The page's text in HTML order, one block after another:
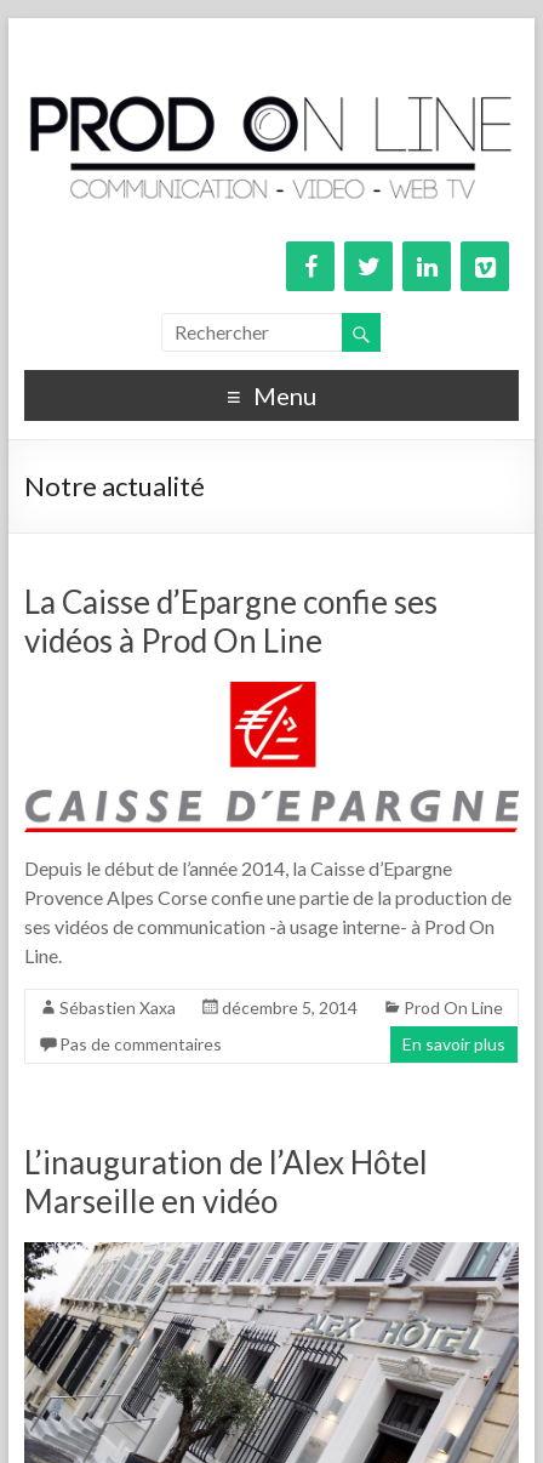
Menu
Notre actualité
La Caisse d’Epargne confie ses
vidéos à Prod On Line
Depuis le début de l’année 2014, la Caisse d’Epargne
Provence Alpes Corse confie une partie de la production de
ses vidéos de communication -à usage interne- à Prod On
Line.
Sébastien Xaxa décembre 5, 2014
Prod On Line
Pas de commentaires
En savoir plus
L’inauguration de l’Alex Hôtel
Marseille en vidéo